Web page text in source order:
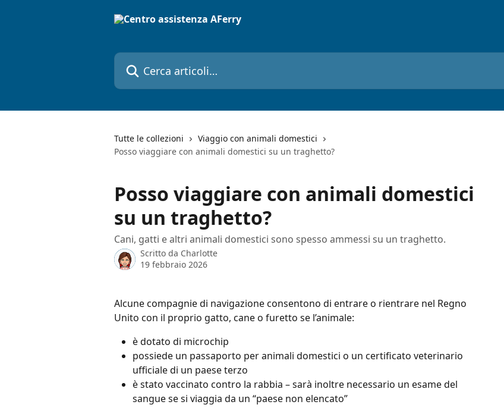
Cerca articoli…
Tutte le collezioni
Viaggio con animali domestici
Posso viaggiare con animali domestici su un traghetto?
Posso viaggiare con animali domestici
su un traghetto?
Cani, gatti e altri animali domestici sono spesso ammessi su un traghetto.
Scritto da Charlotte
19 febbraio 2026
Alcune compagnie di navigazione consentono di entrare o rientrare nel Regno
Unito con il proprio gatto, cane o furetto se l’animale:
è dotato di microchip
possiede un passaporto per animali domestici o un certificato veterinario
ufficiale di un paese terzo
è stato vaccinato contro la rabbia – sarà inoltre necessario un esame del
sangue se si viaggia da un “paese non elencato”